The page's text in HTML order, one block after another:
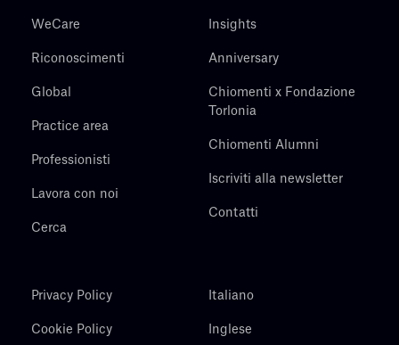
WeCare
Riconoscimenti
Global
Practice area
Professionisti
Lavora con noi
Cerca
Insights
Anniversary
Chiomenti x Fondazione
Torlonia
Chiomenti Alumni
Iscriviti alla newsletter
Contatti
Privacy Policy
Cookie Policy
Italiano
Inglese